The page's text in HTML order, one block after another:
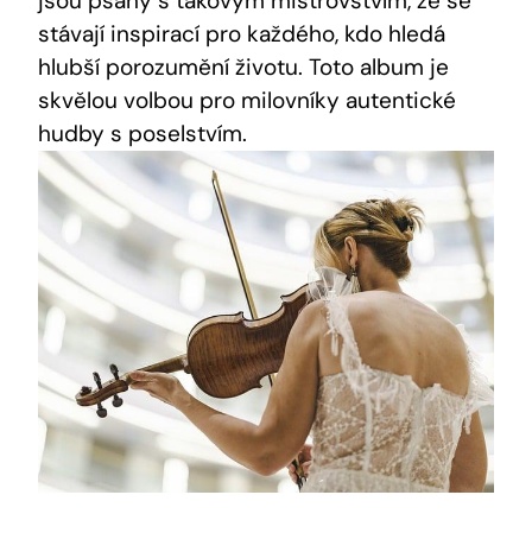
stávají inspirací pro každého, kdo hledá
hlubší porozumění životu. Toto album je
skvělou volbou pro milovníky autentické
hudby s poselstvím.